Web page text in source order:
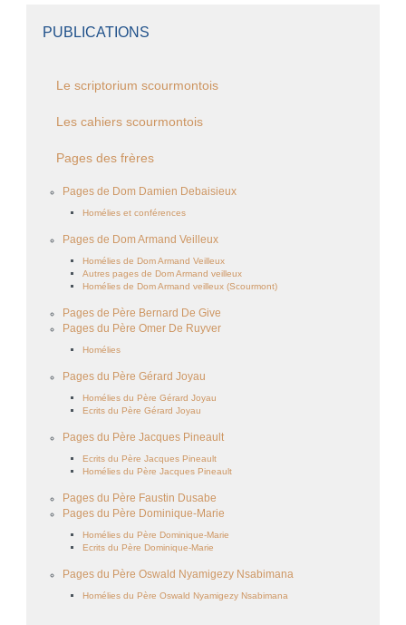
PUBLICATIONS
Le scriptorium scourmontois
Les cahiers scourmontois
Pages des frères
Pages de Dom Damien Debaisieux
Homélies et conférences
Pages de Dom Armand Veilleux
Homélies de Dom Armand Veilleux
Autres pages de Dom Armand veilleux
Homélies de Dom Armand veilleux (Scourmont)
Pages de Père Bernard De Give
Pages du Père Omer De Ruyver
Homélies
Pages du Père Gérard Joyau
Homélies du Père Gérard Joyau
Ecrits du Père Gérard Joyau
Pages du Père Jacques Pineault
Ecrits du Père Jacques Pineault
Homélies du Père Jacques Pineault
Pages du Père Faustin Dusabe
Pages du Père Dominique-Marie
Homélies du Père Dominique-Marie
Ecrits du Père Dominique-Marie
Pages du Père Oswald Nyamigezy Nsabimana
Homélies du Père Oswald Nyamigezy Nsabimana